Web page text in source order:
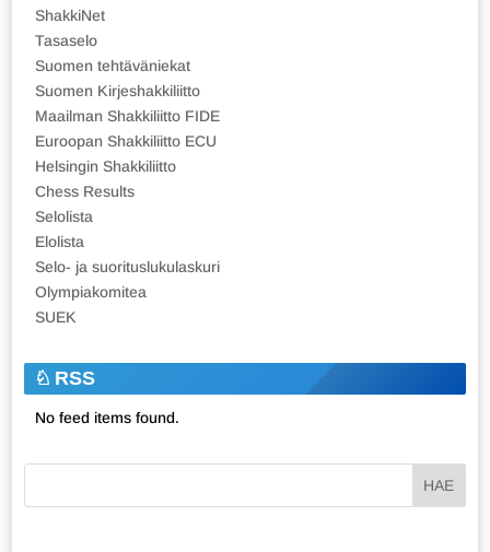
ShakkiNet
Tasaselo
Suomen tehtäväniekat
Suomen Kirjeshakkiliitto
Maailman Shakkiliitto FIDE
Euroopan Shakkiliitto ECU
Helsingin Shakkiliitto
Chess Results
Selolista
Elolista
Selo- ja suorituslukulaskuri
Olympiakomitea
SUEK
RSS
No feed items found.